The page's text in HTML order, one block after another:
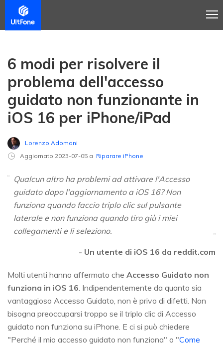
6 modi per risolvere il
problema dell'accesso
guidato non funzionante in
iOS 16 per iPhone/iPad
Lorenzo Adomani
Aggiornato 2023-07-05 a Riparare iPhone
Qualcun altro ha problemi ad attivare l'Accesso
guidato dopo l'aggiornamento a iOS 16? Non
funziona quando faccio triplo clic sul pulsante
laterale e non funziona quando tiro giù i miei
collegamenti e li seleziono.
- Un utente di iOS 16 da reddit.com
Molti utenti hanno affermato che Accesso Guidato non
funziona in iOS 16. Indipendentemente da quanto sia
vantaggioso Accesso Guidato, non è privo di difetti. Non
bisogna preoccuparsi troppo se il triplo clic di Accesso
guidato non funziona su iPhone. E ci si può chiedere
"Perché il mio accesso guidato non funziona" o "Come